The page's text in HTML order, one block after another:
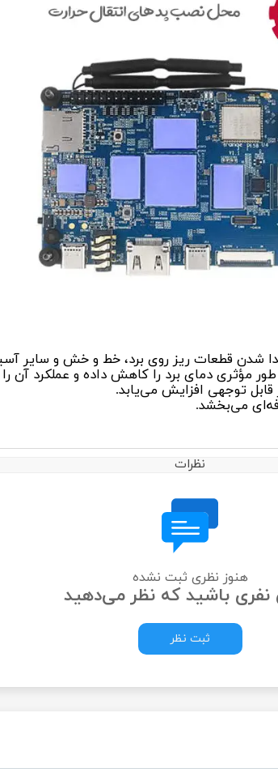
جدا شدن قطعات ریز روی برد، خط و خش و سایر
مؤثری دمای برد را کاهش داده و عملکرد آن
قابل توجهی افزایش می‌یابد.
می‌بخشد.
نظرات
هنوز نظری ثبت نشده
نفری باشید که نظر می‌دهید
ثبت نظر